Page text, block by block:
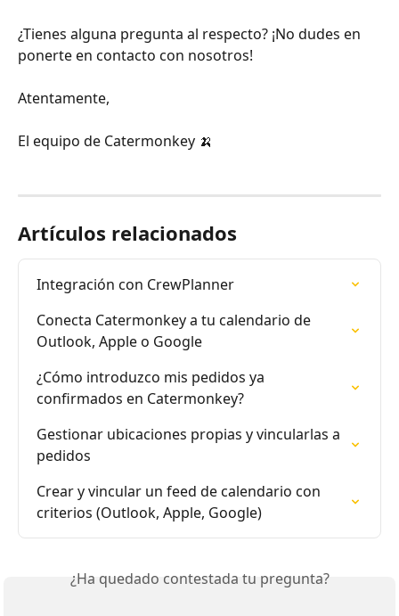
¿Tienes alguna pregunta al respecto? ¡No dudes en
ponerte en contacto con nosotros!
Atentamente,
El equipo de Catermonkey 🍌
Artículos relacionados
Integración con CrewPlanner
Conecta Catermonkey a tu calendario de
Outlook, Apple o Google
¿Cómo introduzco mis pedidos ya
confirmados en Catermonkey?
Gestionar ubicaciones propias y vincularlas a
pedidos
Crear y vincular un feed de calendario con
criterios (Outlook, Apple, Google)
¿Ha quedado contestada tu pregunta?